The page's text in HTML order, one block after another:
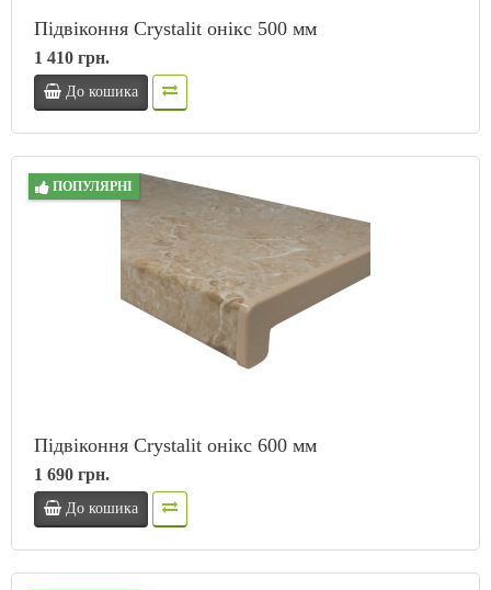
Підвіконня Crystalit онікс 500 мм
1 410 грн.
До кошика
ПОПУЛЯРНІ
Підвіконня Crystalit онікс 600 мм
1 690 грн.
До кошика